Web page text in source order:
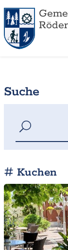
Suche
Kuchen
Mehr